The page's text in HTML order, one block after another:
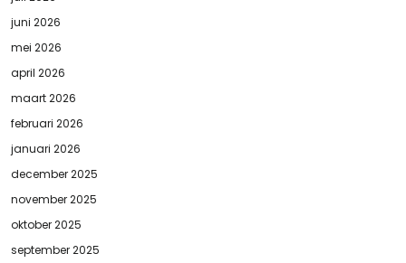
juni 2026
mei 2026
april 2026
maart 2026
februari 2026
januari 2026
december 2025
november 2025
oktober 2025
september 2025